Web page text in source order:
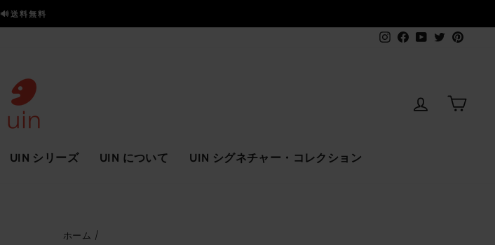
ス
一
時
止
🔊送料無料
Instagram
Facebook
YouTube
Twitter
ログインす
カー
UIN シリーズ UIN について UIN シグネチャー・コレクション
ホーム /